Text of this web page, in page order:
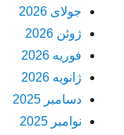
جولای 2026
ژوئن 2026
فوریه 2026
ژانویه 2026
دسامبر 2025
نوامبر 2025